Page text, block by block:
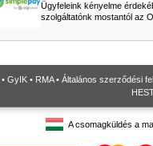
Ügyfeleink kényelme
szolgáltatónk mostantól az
• GyIK • RMA• Általános szerződési
A csomagküldés a